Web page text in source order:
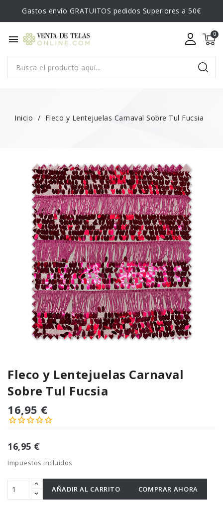
Gastos envío GRATUITOS pedidos Superiores a 50€
menu
Inicio Fleco y Lentejuelas Carnaval Sobre Tul Fucsia
Fleco y Lentejuelas Carnaval
Sobre Tul Fucsia
16,95 €
16,95 €
Impuestos incluidos
AÑADIR AL CARRITO COMPRAR AHORA